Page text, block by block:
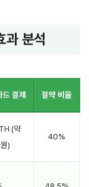
과 분석
결제 절약 비율
(약
)
40%